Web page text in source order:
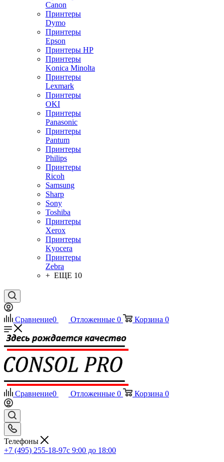
Canon
Принтеры
Dymo
Принтеры
Epson
Принтеры HP
Принтеры
Konica Minolta
Принтеры
Lexmark
Принтеры
OKI
Принтеры
Panasonic
Принтеры
Pantum
Принтеры
Philips
Принтеры
Ricoh
Samsung
Sharp
Sony
Toshiba
Принтеры
Xerox
Принтеры
Kyocera
Принтеры
Zebra
+ ЕЩЕ 10
Сравнение0 Отложенные 0 Корзина 0
Сравнение0 Отложенные 0 Корзина 0
Телефоны
+7 (495) 255-18-97с 9:00 до 18:00